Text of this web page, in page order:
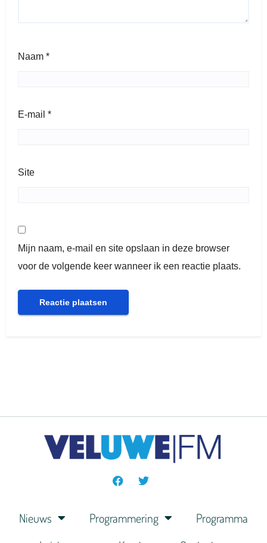
Naam *
E-mail *
Site
Mijn naam, e-mail en site opslaan in deze browser
voor de volgende keer wanneer ik een reactie plaats.
Nieuws Programmering
Programma